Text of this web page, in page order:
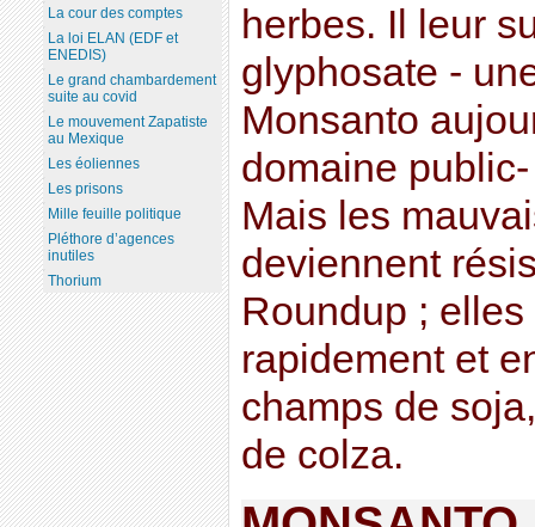
herbes. Il leur
glyphosate -
Monsanto
domaine
Mais les
deviennent
Roundup ;
rapidement et
champs de
de colza.
La cour des comptes
La loi ELAN (EDF et
ENEDIS)
Le grand chambardement
suite au covid
Le mouvement Zapatiste
au Mexique
Les éoliennes
Les prisons
Mille feuille politique
Pléthore d’agences
inutiles
Thorium